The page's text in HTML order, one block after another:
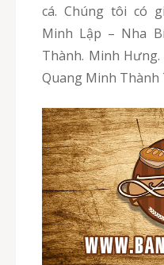
cá. Chúng tôi có
Minh Lập – Nha
Thành. Minh
Quang Minh Thành